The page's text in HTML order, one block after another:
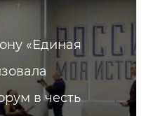
«Единая
в честь